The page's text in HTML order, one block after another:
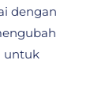
dengan
untuk